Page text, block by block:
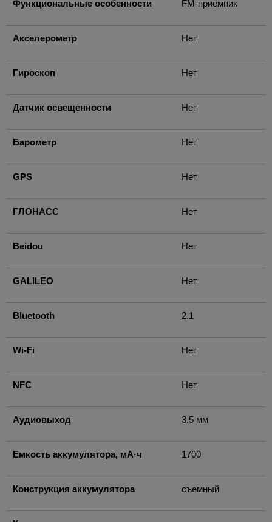
Функциональные особенности FM-приёмник
Акселерометр Нет
Гироскоп Нет
Датчик освещенности Нет
Барометр Нет
GPS Нет
ГЛОНАСС Нет
Beidou Нет
GALILEO Нет
Bluetooth 2.1
Wi-Fi Нет
NFC Нет
Аудиовыход 3.5 мм
Емкость аккумулятора, мА·ч 1700
Конструкция аккумулятора съемный